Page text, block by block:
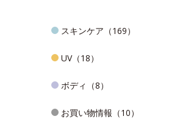
スキンケア（169）
UV（18）
ボディ（8）
お買い物情報（10）